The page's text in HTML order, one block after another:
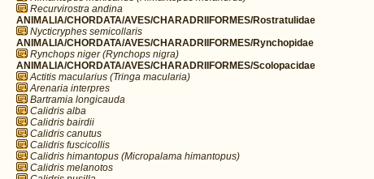
Recurvirostra andina
ANIMALIA/CHORDATA/AVES/CHARADRIIFORMES/Rostratulidae
Nycticryphes semicollaris
ANIMALIA/CHORDATA/AVES/CHARADRIIFORMES/Rynchopidae
Rynchops niger (Rynchops nigra)
ANIMALIA/CHORDATA/AVES/CHARADRIIFORMES/Scolopacidae
Actitis macularius (Tringa macularia)
Arenaria interpres
Bartramia longicauda
Calidris alba
Calidris bairdii
Calidris canutus
Calidris fuscicollis
Calidris himantopus (Micropalama himantopus)
Calidris melanotos